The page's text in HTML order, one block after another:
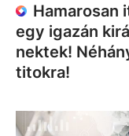
Hamarosan
egy igazán
nektek!
titokra!